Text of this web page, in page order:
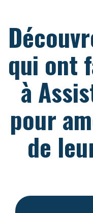
qui ont
à
pour
de